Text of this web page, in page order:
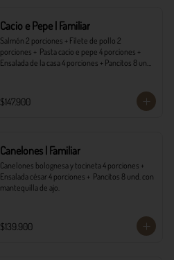
Cacio e Pepe | Familiar
Salmón 2 porciones + Filete de pollo 2
porciones +  Pasta cacio e pepe 4 porciones +
Ensalada de la casa 4 porciones + Pancitos 8 und.
$147.900
Canelones | Familiar
Canelones bolognesa y tocineta 4 porciones +
Ensalada césar 4 porciones +  Pancitos 8 und. con
mantequilla de ajo.
$139.900